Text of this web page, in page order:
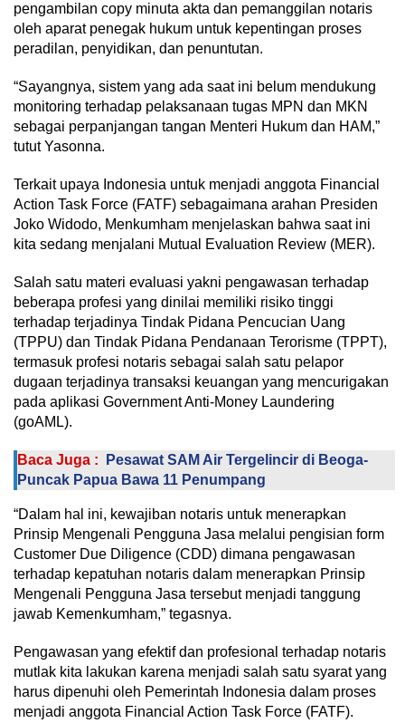
pengambilan copy minuta akta dan pemanggilan notaris
oleh aparat penegak hukum untuk kepentingan proses
peradilan, penyidikan, dan penuntutan.
“Sayangnya, sistem yang ada saat ini belum mendukung
monitoring terhadap pelaksanaan tugas MPN dan MKN
sebagai perpanjangan tangan Menteri Hukum dan HAM,”
tutut Yasonna.
Terkait upaya Indonesia untuk menjadi anggota Financial
Action Task Force (FATF) sebagaimana arahan Presiden
Joko Widodo, Menkumham menjelaskan bahwa saat ini
kita sedang menjalani Mutual Evaluation Review (MER).
Salah satu materi evaluasi yakni pengawasan terhadap
beberapa profesi yang dinilai memiliki risiko tinggi
terhadap terjadinya Tindak Pidana Pencucian Uang
(TPPU) dan Tindak Pidana Pendanaan Terorisme (TPPT),
termasuk profesi notaris sebagai salah satu pelapor
dugaan terjadinya transaksi keuangan yang mencurigakan
pada aplikasi Government Anti-Money Laundering
(goAML).
Baca Juga :
Pesawat SAM Air Tergelincir di Beoga-
Puncak Papua Bawa 11 Penumpang
“Dalam hal ini, kewajiban notaris untuk menerapkan
Prinsip Mengenali Pengguna Jasa melalui pengisian form
Customer Due Diligence (CDD) dimana pengawasan
terhadap kepatuhan notaris dalam menerapkan Prinsip
Mengenali Pengguna Jasa tersebut menjadi tanggung
jawab Kemenkumham,” tegasnya.
Pengawasan yang efektif dan profesional terhadap notaris
mutlak kita lakukan karena menjadi salah satu syarat yang
harus dipenuhi oleh Pemerintah Indonesia dalam proses
menjadi anggota Financial Action Task Force (FATF).